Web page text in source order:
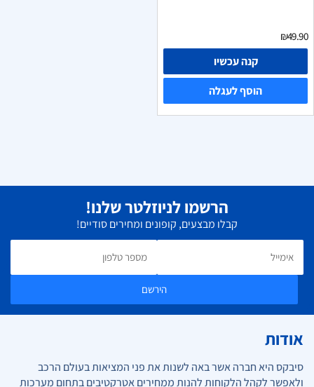
₪49.90
קנה עכשיו
הוסף לעגלה
הרשמו לניוזלטר שלנו!
קבלו מבצעים, קופונים ומחירים סודיים!
הירשם
אודות
סיבקס היא חברה אשר באה לשנות את פני המציאות בעולם הרכב
ולאפשר לקהל הלקוחות להנות ממחירים אטרקטיבים בתחום מערכות